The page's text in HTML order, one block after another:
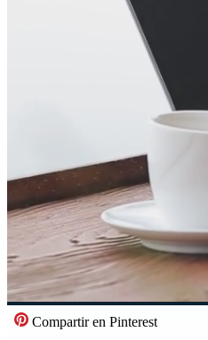
Compartir en Pinterest